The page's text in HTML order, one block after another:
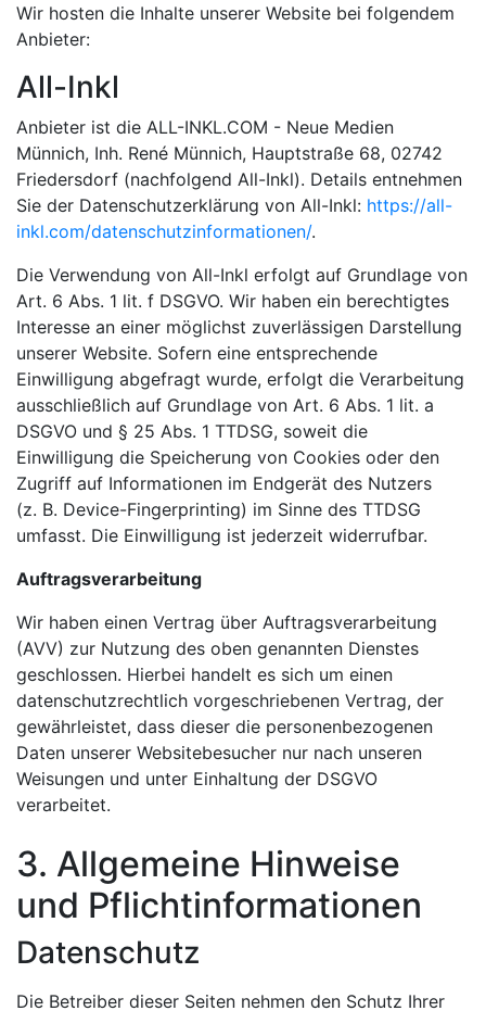
Wir hosten die Inhalte unserer Website bei folgendem
Anbieter:
All-Inkl
Anbieter ist die ALL-INKL.COM - Neue Medien
Münnich, Inh. René Münnich, Hauptstraße 68, 02742
Friedersdorf (nachfolgend All-Inkl). Details entnehmen
Sie der Datenschutzerklärung von All-Inkl: https://all-
inkl.com/datenschutzinformationen/.
Die Verwendung von All-Inkl erfolgt auf Grundlage von
Art. 6 Abs. 1 lit. f DSGVO. Wir haben ein berechtigtes
Interesse an einer möglichst zuverlässigen Darstellung
unserer Website. Sofern eine entsprechende
Einwilligung abgefragt wurde, erfolgt die Verarbeitung
ausschließlich auf Grundlage von Art. 6 Abs. 1 lit. a
DSGVO und § 25 Abs. 1 TTDSG, soweit die
Einwilligung die Speicherung von Cookies oder den
Zugriff auf Informationen im Endgerät des Nutzers
(z. B. Device-Fingerprinting) im Sinne des TTDSG
umfasst. Die Einwilligung ist jederzeit widerrufbar.
Auftragsverarbeitung
Wir haben einen Vertrag über Auftragsverarbeitung
(AVV) zur Nutzung des oben genannten Dienstes
geschlossen. Hierbei handelt es sich um einen
datenschutzrechtlich vorgeschriebenen Vertrag, der
gewährleistet, dass dieser die personenbezogenen
Daten unserer Websitebesucher nur nach unseren
Weisungen und unter Einhaltung der DSGVO
verarbeitet.
3. Allgemeine Hinweise
und Pflicht­informationen
Datenschutz
Die Betreiber dieser Seiten nehmen den Schutz Ihrer